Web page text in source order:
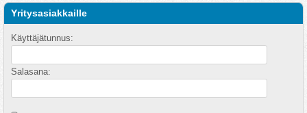
Yritysasiakkaille
Käyttäjätunnus:
Salasana: